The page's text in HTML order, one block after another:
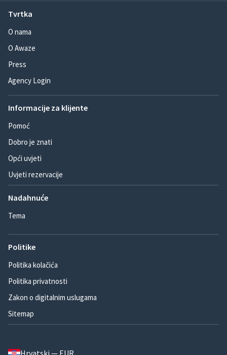
Tvrtka
O nama
O Awaze
Press
Agency Login
Informacije za klijente
Pomoć
Dobro je znati
Opći uvjeti
Uvjeti rezervacije
Nadahnuće
Tema
Politike
Politika kolačića
Politika privatnosti
Zakon o digitalnim uslugama
Sitemap